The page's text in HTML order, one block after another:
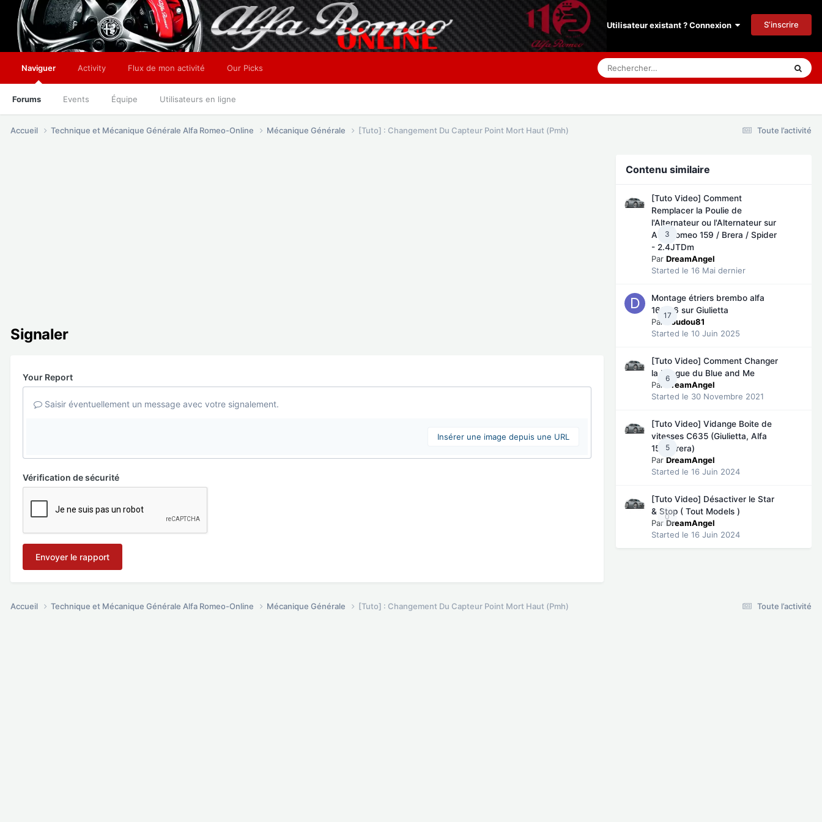
Utilisateur existant ? Connexion S’inscrire
Naviguer
Forums Events Équipe Utilisateurs en ligne
Activity Flux de mon activité Our Picks
Toute l’activité
Accueil Technique et Mécanique Générale Alfa Romeo-Online Mécanique Générale [Tuto] : Changement Du Capteur Point Mort Haut (Pmh)
Signaler
Your Report
Saisir éventuellement un message avec votre signalement.
Insérer une image depuis une URL
Vérification de sécurité
Envoyer le rapport
Contenu similaire
3
[Tuto Video] Comment
Remplacer la Poulie de
l'Alternateur ou l'Alternateur sur
Alfa Romeo 159 / Brera / Spider
- 2.4JTDm
Par DreamAngel
Started le 16 Mai dernier
17
Montage étriers brembo alfa
166 v6 sur Giulietta
Par
doudou81
Started le 10 Juin 2025
6
[Tuto Video] Comment Changer
la Langue du Blue and Me
Par
DreamAngel
Started le 30 Novembre 2021
5
[Tuto Video] Vidange Boite de
vitesses C635 (Giulietta, Alfa
159, Brera)
Par DreamAngel
Started le 16 Juin 2024
0
[Tuto Video] Désactiver le Star
& Stop ( Tout Models )
Par DreamAngel
Started le 16 Juin 2024
Toute l’activité
Accueil Technique et Mécanique Générale Alfa Romeo-Online Mécanique Générale [Tuto] : Changement Du Capteur Point Mort Haut (Pmh)